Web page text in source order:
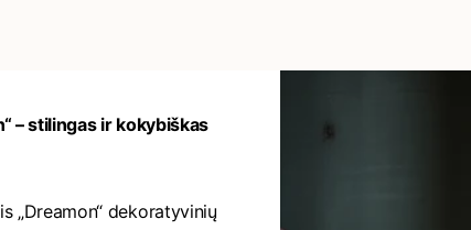
– stilingas ir kokybiškas
„Dreamon“ dekoratyvinių